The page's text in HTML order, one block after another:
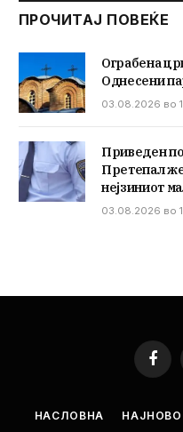
ПРОЧИТАЈ ПОВЕЌЕ
Ограбена
Однесени
03.08.2026 во
Приведен
Претепал
нејзиниот
03.08.2026 во
НАСЛОВНА НАЈНОВО